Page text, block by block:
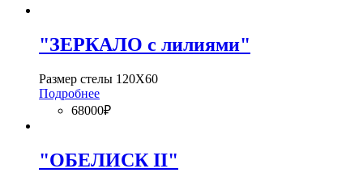
"ЗЕРКАЛО с лилиями"
Размер стелы 120Х60
Подробнее
68000₽
"ОБЕЛИСК II"